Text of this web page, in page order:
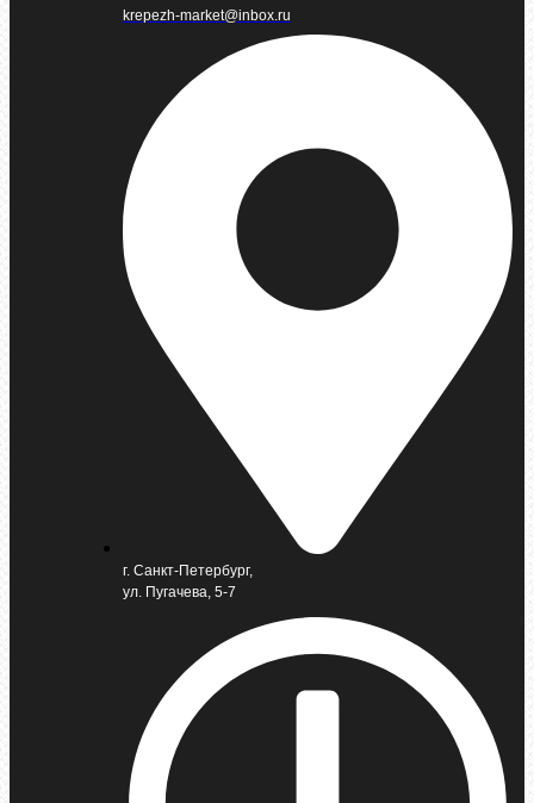
krepezh-market@inbox.ru
г. Санкт-Петербург,
ул. Пугачева, 5-7